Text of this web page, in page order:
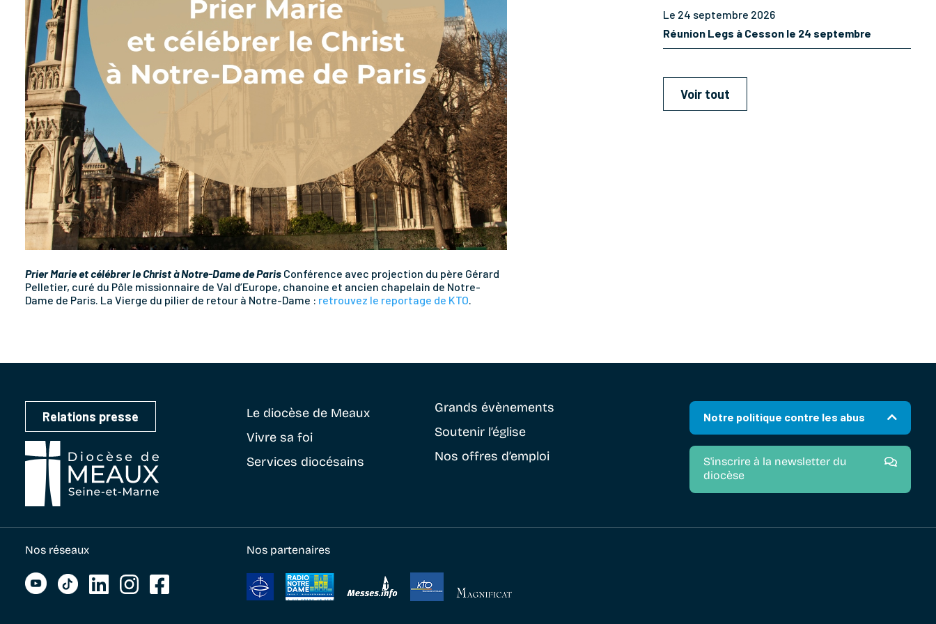
Prier Marie et célébrer le Christ à Notre-Dame de Paris Conférence avec projection du père Gérard
Pelletier, curé du Pôle missionnaire de Val d’Europe, chanoine et ancien chapelain de Notre-
Dame de Paris. La Vierge du pilier de retour à Notre-Dame : retrouvez le reportage de KTO.
Le 24 septembre 2026
Réunion Legs à Cesson le 24 septembre
Voir tout
Relations presse Le diocèse de Meaux
Vivre sa foi
Services diocésains
Grands évènements
Soutenir l’église
Nos offres d’emploi
Notre politique contre les abus
S'inscrire à la newsletter du
diocèse
Nos réseaux Nos partenaires